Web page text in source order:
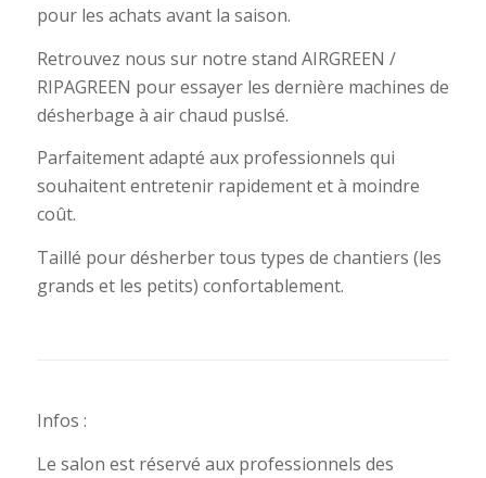
pour les achats avant la saison.
Retrouvez nous sur notre stand AIRGREEN /
RIPAGREEN pour essayer les dernière machines de
désherbage à air chaud puslsé.
Parfaitement adapté aux professionnels qui
souhaitent entretenir rapidement et à moindre
coût.
Taillé pour désherber tous types de chantiers (les
grands et les petits) confortablement.
Infos :
Le salon est réservé aux professionnels des